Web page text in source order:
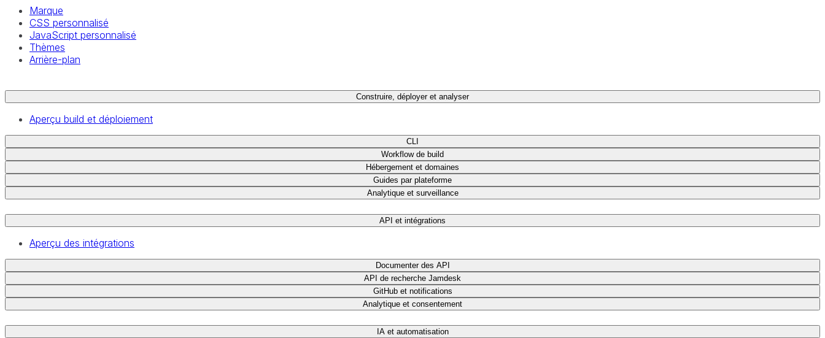
Marque
CSS personnalisé
JavaScript personnalisé
Thèmes
Arrière-plan
Construire, déployer et analyser
Aperçu build et déploiement
CLI
Workflow de build
Hébergement et domaines
Guides par plateforme
Analytique et surveillance
API et intégrations
Aperçu des intégrations
Documenter des API
API de recherche Jamdesk
GitHub et notifications
Analytique et consentement
IA et automatisation